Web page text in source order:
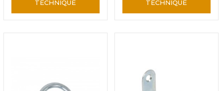
TECHNIQUE
TECHNIQUE